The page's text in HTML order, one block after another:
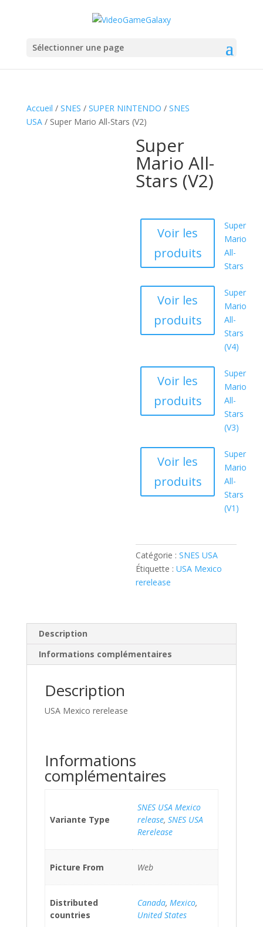
Sélectionner une page
Accueil / SNES / SUPER NINTENDO / SNES
USA/ Super Mario All-Stars (V2)
Super
Mario All-
Stars (V2)
Voir les
produits
Super
Mario
All-
Stars
Voir les
produits
Super
Mario
All-
Stars
(V4)
Voir les
produits
Super
Mario
All-
Stars
(V3)
Voir les
produits
Super
Mario
All-
Stars
(V1)
Catégorie :SNES USA
Étiquette :USA Mexico
rerelease
Description
Informations complémentaires
Description
USA Mexico rerelease
Informations
complémentaires
Variante Type
SNES USA Mexico
release, SNES USA
Rerelease
Picture From Web
Distributed
countries
Canada, Mexico,
United States